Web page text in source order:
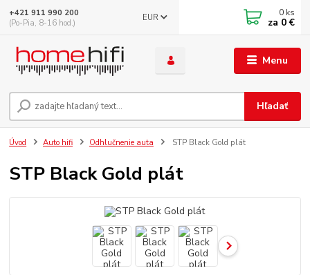
Menu
EUR
Hľadať
+421 911 990 200
(Po-Pia, 8-16 hod.)
0 ks
za 0 €
Úvod Auto hifi Odhlučnenie auta STP Black Gold plát
STP Black Gold plát